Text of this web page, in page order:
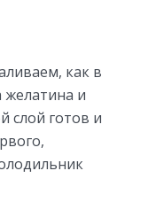
как в
желатина и
слой готов и